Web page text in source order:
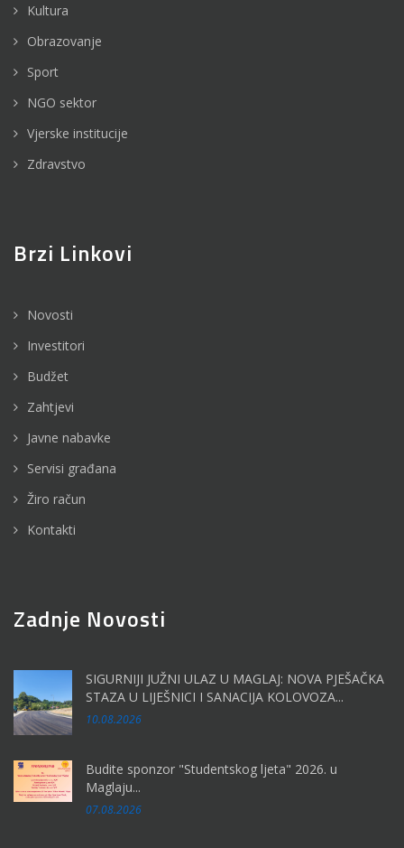
Kultura
Obrazovanje
Sport
NGO sektor
Vjerske institucije
Zdravstvo
Brzi Linkovi
Novosti
Investitori
Budžet
Zahtjevi
Javne nabavke
Servisi građana
Žiro račun
Kontakti
Zadnje Novosti
SIGURNIJI JUŽNI ULAZ U MAGLAJ: NOVA PJEŠAČKA
STAZA U LIJEŠNICI I SANACIJA KOLOVOZA...
10.08.2026
Budite sponzor "Studentskog ljeta" 2026. u
Maglaju...
07.08.2026